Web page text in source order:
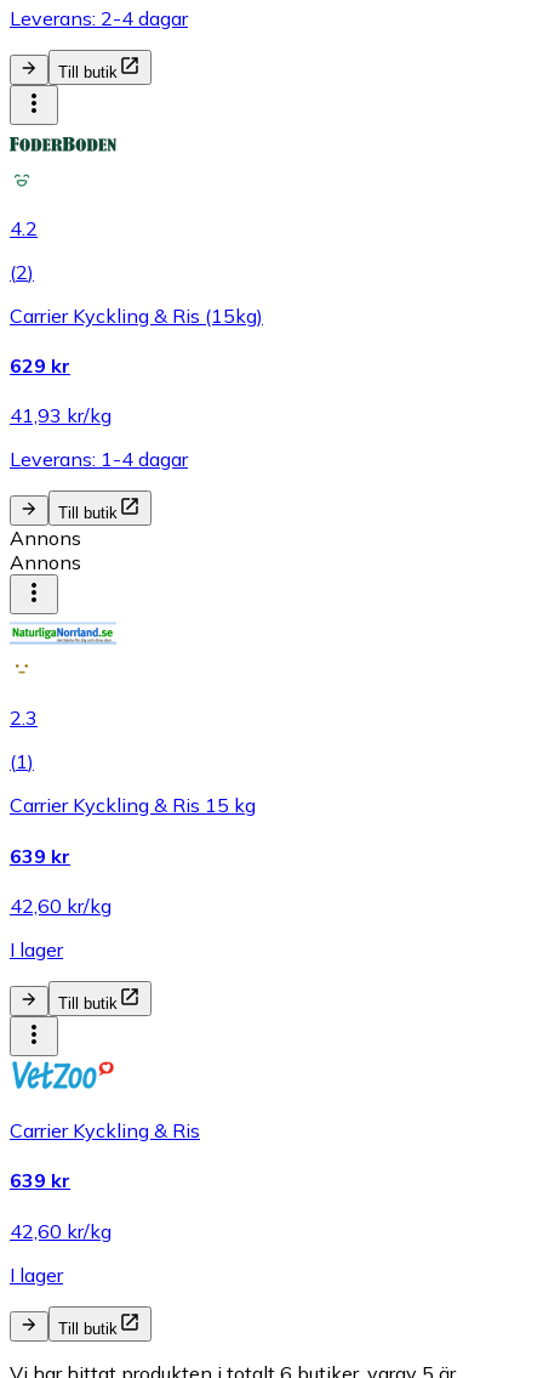
Leverans: 2-4 dagar
Till butik
4.2
(2)
Carrier Kyckling & Ris (15kg)
629 kr
41,93 kr/kg
Leverans: 1-4 dagar
Till butik
Annons
Annons
2.3
(1)
Carrier Kyckling & Ris 15 kg
639 kr
42,60 kr/kg
I lager
Till butik
Carrier Kyckling & Ris
639 kr
42,60 kr/kg
I lager
Till butik
Vi har hittat produkten i totalt 6 butiker, varav 5 är